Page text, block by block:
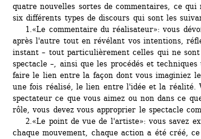
quatre nouvelles sortes de commentaires, ce qui
six différents types de discours qui sont les
1.«Le commentaire du réalisateur»: vous
après l'autre tout en révélant vos intentions,
instant – tout particulièrement celles qui ne sont
spectacle –, ainsi que les procédés et techniques
faire le lien entre la façon dont vous imaginiez
une fois réalisé, le lien entre l'idée et la réalité.
spectateur ce que vous aimez ou non dans ce
rôle, vous devez vous approprier le spectacle
2.«Le point de vue de l'artiste»: vous savez
chaque mouvement, chaque action a été créé,